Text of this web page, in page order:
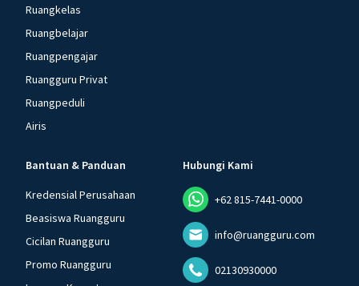
Ruangkelas
Ruangbelajar
Ruangpengajar
Ruangguru Privat
Ruangpeduli
Airis
Bantuan & Panduan
Kredensial Perusahaan
Beasiswa Ruangguru
Cicilan Ruangguru
Promo Ruangguru
Hubungi Kami
+62 815-7441-0000
info@ruangguru.com
02130930000